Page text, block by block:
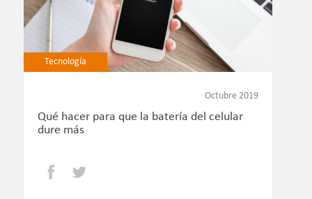
Tecnología
Octubre 2019
Qué hacer para que la batería del celular
dure más
Facebook